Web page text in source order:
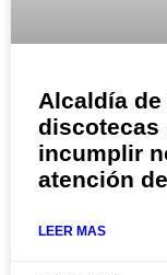
Alcaldía
discotecas
incumplir
atención
LEER MAS